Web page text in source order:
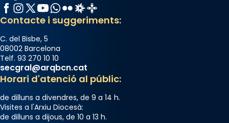
Facebook
Instagram
X / Twitter
YouTube
WhatsApp
FlickrRadio Estel
Catalunya Cristiana
Contacte i suggeriments:
C. del Bisbe, 5
08002 Barcelona
Telf. 93 270 10 10
secgral@arqbcn.cat
Horari d'atenció al públic:
de dilluns a divendres, de 9 a 14 h.
Visites a l'Arxiu Diocesà:
de dilluns a dijous, de 10 a 13 h.